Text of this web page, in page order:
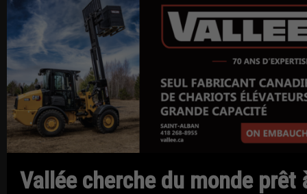
Vallée cherche du monde prêt